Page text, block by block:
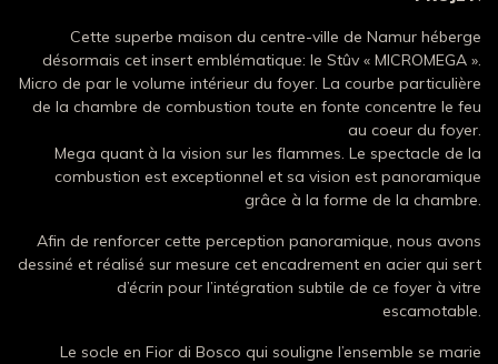
Cette superbe maison du centre-ville de Namur héberge
désormais cet insert emblématique: le Stûv « MICROMEGA ».
Micro de par le volume intérieur du foyer. La courbe particulière
de la chambre de combustion toute en fonte concentre le feu
au coeur du foyer.
Mega quant à la vision sur les flammes. Le spectacle de la
combustion est exceptionnel et sa vision est panoramique
grâce à la forme de la chambre.
Afin de renforcer cette perception panoramique, nous avons
dessiné et réalisé sur mesure cet encadrement en acier qui sert
d’écrin pour l’intégration subtile de ce foyer à vitre
escamotable.
Le socle en Fior di Bosco qui souligne l’ensemble se marie